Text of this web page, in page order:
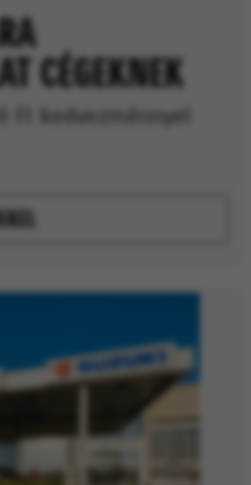
CÉGEKNEK
Ft kedvezménnyel